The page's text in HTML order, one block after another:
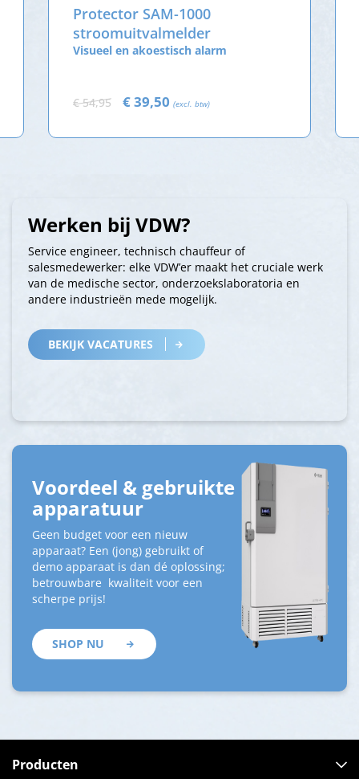
Protector SAM-1000
stroomuitvalmelder
Visueel en akoestisch alarm
€ 54,95 € 39,50 (excl. btw)
Werken bij VDW?
Service engineer, technisch chauffeur of
salesmedewerker: elke VDW’er maakt het cruciale werk
van de medische sector, onderzoekslaboratoria en
andere industrieën mede mogelijk.
BEKIJK VACATURES
Voordeel & gebruikte
apparatuur
Geen budget voor een nieuw
apparaat? Een (jong) gebruikt of
demo apparaat is dan dé oplossing;
betrouwbare kwaliteit voor een
scherpe prijs!
SHOP NU
Producten